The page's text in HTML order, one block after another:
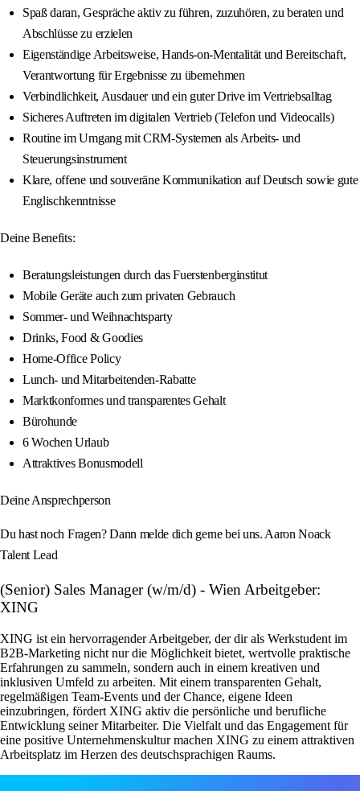
Spaß daran, Gespräche aktiv zu führen, zuzuhören, zu beraten und
Abschlüsse zu erzielen
Eigenständige Arbeitsweise, Hands-on-Mentalität und Bereitschaft,
Verantwortung für Ergebnisse zu übernehmen
Verbindlichkeit, Ausdauer und ein guter Drive im Vertriebsalltag
Sicheres Auftreten im digitalen Vertrieb (Telefon und Videocalls)
Routine im Umgang mit CRM-Systemen als Arbeits- und
Steuerungsinstrument
Klare, offene und souveräne Kommunikation auf Deutsch sowie gute
Englischkenntnisse
Deine Benefits:
Beratungsleistungen durch das Fuerstenberginstitut
Mobile Geräte auch zum privaten Gebrauch
Sommer- und Weihnachtsparty
Drinks, Food & Goodies
Home-Office Policy
Lunch- und Mitarbeitenden-Rabatte
Marktkonformes und transparentes Gehalt
Bürohunde
6 Wochen Urlaub
Attraktives Bonusmodell
Deine Ansprechperson
Du hast noch Fragen? Dann melde dich gerne bei uns. Aaron Noack
Talent Lead
(Senior) Sales Manager (w/m/d) - Wien Arbeitgeber:
XING
XING ist ein hervorragender Arbeitgeber, der dir als Werkstudent im
B2B-Marketing nicht nur die Möglichkeit bietet, wertvolle praktische
Erfahrungen zu sammeln, sondern auch in einem kreativen und
inklusiven Umfeld zu arbeiten. Mit einem transparenten Gehalt,
regelmäßigen Team-Events und der Chance, eigene Ideen
einzubringen, fördert XING aktiv die persönliche und berufliche
Entwicklung seiner Mitarbeiter. Die Vielfalt und das Engagement für
eine positive Unternehmenskultur machen XING zu einem attraktiven
Arbeitsplatz im Herzen des deutschsprachigen Raums.